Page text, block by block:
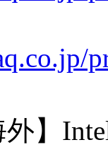
外】